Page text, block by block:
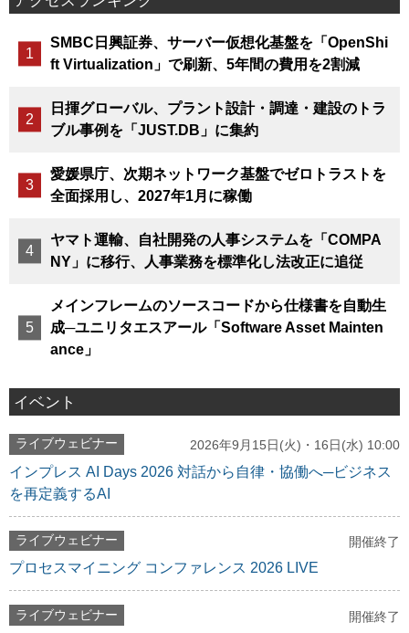
SMBC日興証券、サーバー仮想化基盤を「OpenShi
ft Virtualization」で刷新、5年間の費用を2割減
日揮グローバル、プラント設計・調達・建設のトラ
ブル事例を「JUST.DB」に集約
愛媛県庁、次期ネットワーク基盤でゼロトラストを
全面採用し、2027年1月に稼働
ヤマト運輸、自社開発の人事システムを「COMPA
NY」に移行、人事業務を標準化し法改正に追従
メインフレームのソースコードから仕様書を自動生
成─ユニリタエスアール「Software Asset Mainten
ance」
イベント
ライブウェビナー 2026年9月15日(火)・16日(水) 10:00
インプレス AI Days 2026 対話から自律・協働へ─ビジネス
を再定義するAI
ライブウェビナー 開催終了
プロセスマイニング コンファレンス 2026 LIVE
ライブウェビナー 開催終了